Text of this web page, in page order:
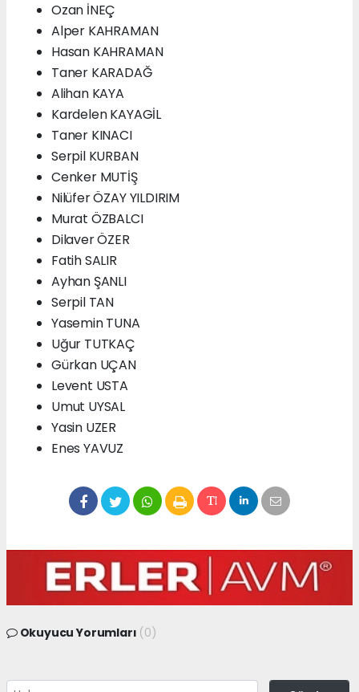
Ozan İNEÇ
Alper KAHRAMAN
Hasan KAHRAMAN
Taner KARADAĞ
Alihan KAYA
Kardelen KAYAGİL
Taner KINACI
Serpil KURBAN
Cenker MUTİŞ
Nilüfer ÖZAY YILDIRIM
Murat ÖZBALCI
Dilaver ÖZER
Fatih SALIR
Ayhan ŞANLI
Serpil TAN
Yasemin TUNA
Uğur TUTKAÇ
Gürkan UÇAN
Levent USTA
Umut UYSAL
Yasin UZER
Enes YAVUZ
Okuyucu Yorumları (0)